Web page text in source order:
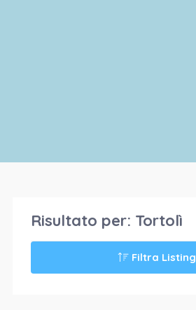
Risultato per: Tortolì
Filtra Listing